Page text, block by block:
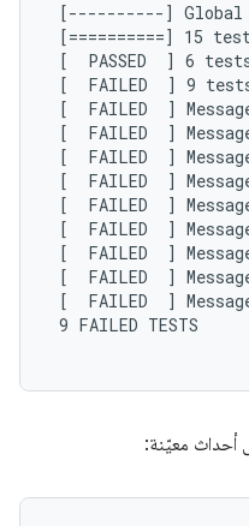
[----------] Global
[==========] 15
[  PASSED  ] 6
[  FAILED  ] 9
[  FAILED  ]
[  FAILED  ]
[  FAILED  ]
[  FAILED  ]
[  FAILED  ]
[  FAILED  ]
[  FAILED  ]
[  FAILED  ]
[  FAILED  ]
9 FAILED TESTS
أحداث معيّنة: